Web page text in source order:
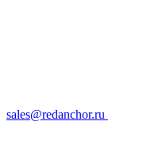
sales@redanchor.ru